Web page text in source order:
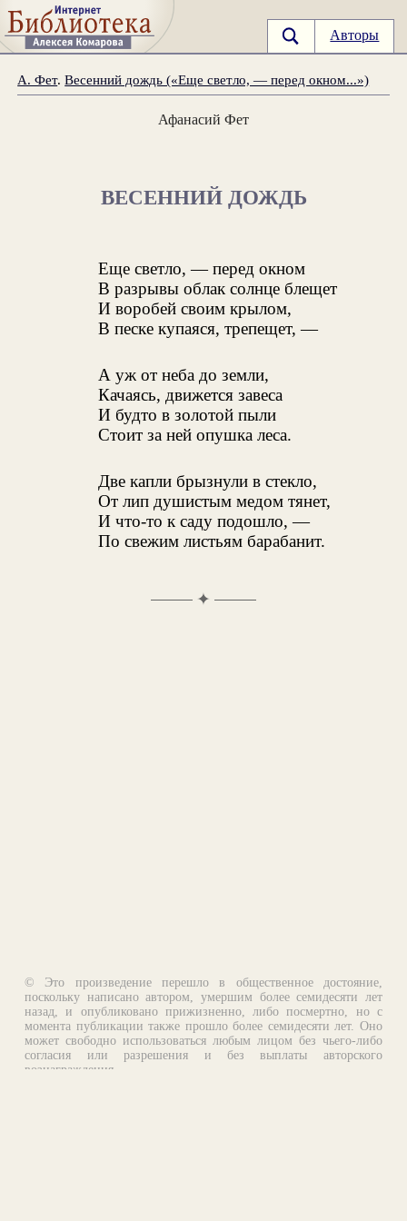
Авторы
А. Фет.Весенний дождь («Еще светло, — перед окном...»)
Афанасий Фет
ВЕСЕННИЙ ДОЖДЬ
Еще светло, — перед окном
В разрывы облак солнце блещет
И воробей своим крылом,
В песке купаяся, трепещет, —
А уж от неба до земли,
Качаясь, движется завеса
И будто в золотой пыли
Стоит за ней опушка леса.
Две капли брызнули в стекло,
От лип душистым медом тянет,
И что-то к саду подошло, —
По свежим листьям барабанит.
✦
© Это произведение перешло в общественное достояние,
поскольку написано автором, умершим более семидесяти лет
назад, и опубликовано прижизненно, либо посмертно, но с
момента публикации также прошло более семидесяти лет. Оно
может свободно использоваться любым лицом без чьего-либо
согласия или разрешения и без выплаты авторского
вознаграждения.